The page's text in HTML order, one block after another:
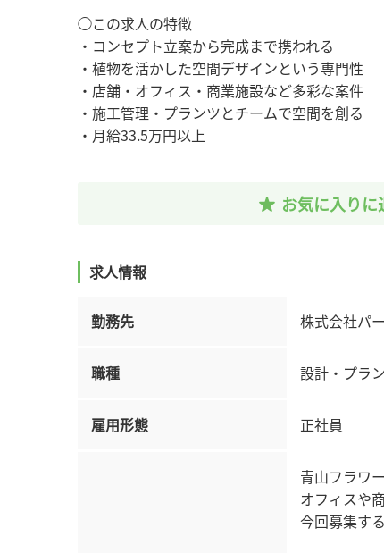
◯この求人の特徴
・コンセプト立案から完成まで携われる
・植物を活かした空間デザインという専門性
・店舗・オフィス・商業施設など多彩な案件
・施工管理・プランツとチームで空間を創る
・月給33.5万円以上
お気に入りに
求人情報
勤務先 株式会社パ
職種 設計・プラ
雇用形態 正社員
青山フラワ
オフィスや
今回募集す